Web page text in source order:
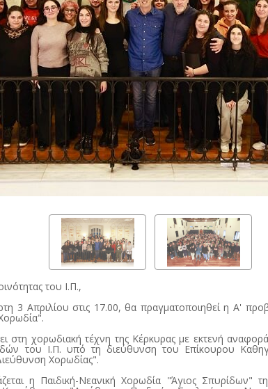
του Ι.Π.,
3 Απριλίου στις 17.00, θα πραγματοποιηθεί η Α'
στη χορωδιακή τέχνη της Κέρκυρας με εκτενή
του Ι.Π. υπό τη διεύθυνση του Επίκουρου
Χορωδίας".
η Παιδική-Νεανική Χορωδία "Άγιος Σπυρίδων"